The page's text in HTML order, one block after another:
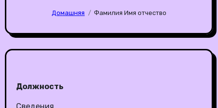
Домашняя Фамилия Имя отчество
Должность
Сведения